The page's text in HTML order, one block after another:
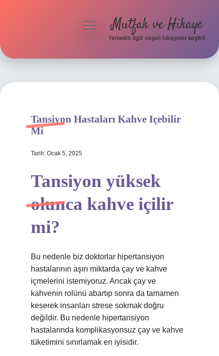
Hakkımızda
menüyüMutfak ve Hikaye
Yemekle ilgili neşeli hikayeler keşfet!
Tansiyon Hastaları Kahve Içebilir
Mi
Tarih: Ocak 5, 2025
Tansiyon yüksek
olunca kahve içilir
mi?
Bu nedenle biz doktorlar hipertansiyon
hastalarının aşırı miktarda çay ve kahve
içmelerini istemiyoruz. Ancak çay ve
kahvenin rolünü abartıp sonra da tamamen
keserek insanları strese sokmak doğru
değildir. Bu nedenle hipertansiyon
hastalarında komplikasyonsuz çay ve kahve
tüketimini sınırlamak en iyisidir.